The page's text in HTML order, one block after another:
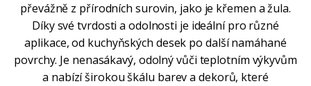
převážně z přírodních surovin, jako je křemen a žula.
Díky své tvrdosti a odolnosti je ideální pro různé
aplikace, od kuchyňských desek po další namáhané
povrchy. Je nenasákavý, odolný vůči teplotním výkyvům
a nabízí širokou škálu barev a dekorů, které